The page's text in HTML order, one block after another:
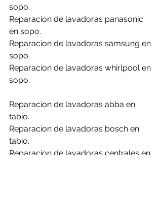
sopo.
Reparacion de lavadoras panasonic
en sopo.
Reparacion de lavadoras samsung en
sopo.
Reparacion de lavadoras whirlpool en
sopo.
Reparacion de lavadoras abba en
tabio.
Reparacion de lavadoras bosch en
tabio.
Reparacion de lavadoras centrales en